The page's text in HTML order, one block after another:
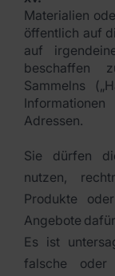
Materialien
öffentlich auf
auf
beschaffen
Sammelns
Adressen.
Sie dürfen
nutzen,
Produkte
Angebote
Es ist
falsche oder